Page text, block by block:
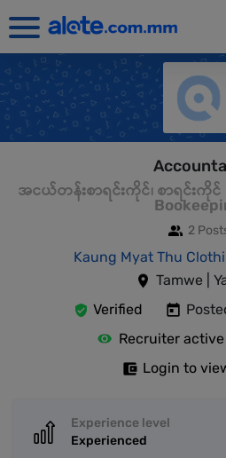
အငယ်တန်းစာရင်းကိုင်၊ စာရင်းကို
2
Kaung Myat Thu
Tamwe |
Verified
Recruiter active
Login to
Experience level
Experienced